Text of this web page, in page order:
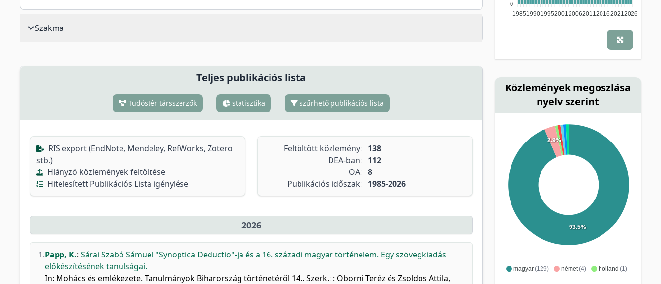
Szakma
Teljes publikációs lista
Tudóstér társszerzők statisztika szűrhető publikációs lista
RIS export (EndNote, Mendeley, RefWorks, Zotero
stb.)
Hiányzó közlemények feltöltése
Hitelesített Publikációs Lista igénylése
Feltöltött közlemény:
138
DEA-ban:
112
OA: 8
Publikációs időszak:
1985-2026
2026
1.Papp, K.: Sárai Szabó Sámuel "Synoptica Deductio"-ja és a 16. századi magyar történelem. Egy szövegkiadás
előkészítésének tanulságai.
In: Mohács és emlékezete. Tanulmányok Biharország történetéről 14.. Szerk.: : Oborni Teréz és Zsoldos Attila,
0
198519901995200120062011201620212026
Közlemények megoszlása
nyelv szerint
magyar(129) német(4) holland (1)
93.5%
2.9%